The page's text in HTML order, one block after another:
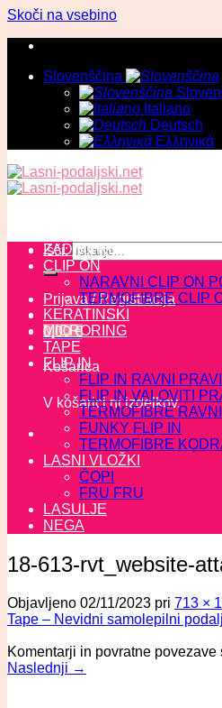
Skoči na vsebino
Slovenščina
Italiano
Deutsch
Ελληνικά
Išči:
Prijava / Registracija
0,00€
Košarica
V košarici ni izdelkov.
ZADNJI KOSI
CLIP ON
NARAVNI CLIP ON
TERMOFIBRE CLIP
KERATINSKI
MICRORING
TAPE
FLIP IN
FLIP IN RAVNI
FLIP IN VALOVITI
TERMOFIBRE
FUNKY FLIP IN
TERMOFIBRE
LASNI VLOŽKI
ČOPI
FRU FRU
LASULJE
NEGA
18-613-rvt_website-
Objavljeno 02/11/2023 pri 713 ×
Tape – Nevidni samolepilni
Komentarji in povratne povezave
Naslednji →